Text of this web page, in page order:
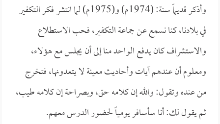
وأذكر قديماً سنة: (1974م) و(1975م) لما انتشر فكر التكفير
في بلادنا، كنا نسمع عن جماعة التكفير، فحب الاستطلاع
والاستشراف كان يدفع الواحد منا إلى أن يجلس مع هؤلاء،
ومعلوم أن عندهم آيات وأحاديث معينة لا يتعدونها، فتخرج
من عنده وتقول: والله إن كلامه حق، وبصراحة إن كلامه طيب،
ثم يقول لك: أنا سأسافر يومياً لحضور الدرس معهم.